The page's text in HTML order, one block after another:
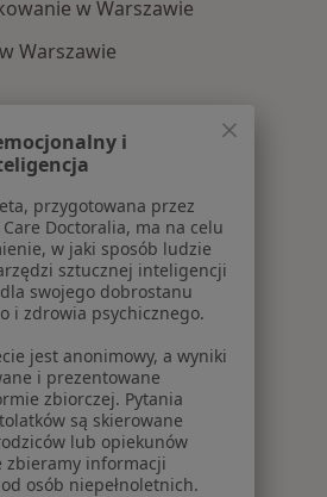
w Warszawie
Warszawie
Najczęście leczone
w Warszawie
w Warszawie
Polska w Warszawie
Iduna w Warszawie
w Warszawie
Najpopularniejsze
i
przygotowana przez
Care Doctoralia, ma na celu
w jaki sposób ludzie
sztucznej inteligencji
swojego dobrostanu
i zdrowia psychicznego.
jest anonimowy, a wyniki
i prezentowane
zbiorczej. Pytania
są skierowane
lub opiekunów
zbieramy informacji
osób niepełnoletnich.